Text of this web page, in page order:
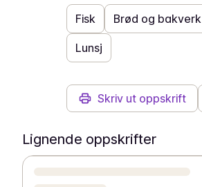
Fisk Brød og bakverk
Lunsj
Skriv ut oppskrift
Lignende oppskrifter